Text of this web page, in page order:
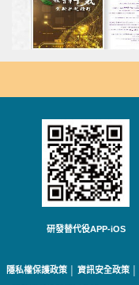
研發替代役APP-iOS
隱私權保護政策 資訊安全政策